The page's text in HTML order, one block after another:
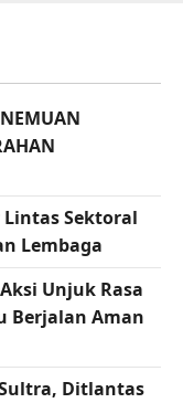
Sektoral
Lembaga
Unjuk Rasa
Berjalan Aman
Ditlantas